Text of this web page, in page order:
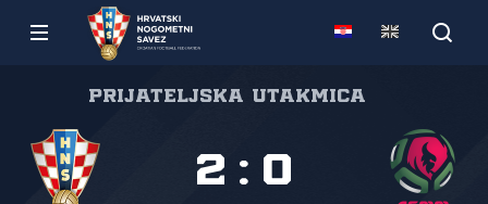
Prijateljska utakmica
2 : 0